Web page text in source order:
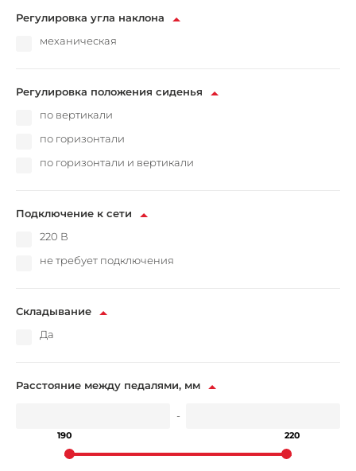
Регулировка угла наклона
механическая
Регулировка положения сиденья
по вертикали
по горизонтали
по горизонтали и вертикали
Подключение к сети
220 В
не требует подключения
Складывание
Да
Расстояние между педалями, мм
-
190 220